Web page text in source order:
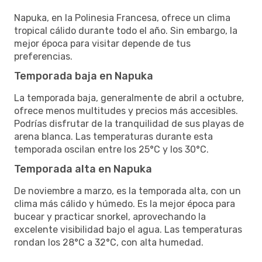
Napuka, en la Polinesia Francesa, ofrece un clima
tropical cálido durante todo el año. Sin embargo, la
mejor época para visitar depende de tus
preferencias.
Temporada baja en Napuka
La temporada baja, generalmente de abril a octubre,
ofrece menos multitudes y precios más accesibles.
Podrías disfrutar de la tranquilidad de sus playas de
arena blanca. Las temperaturas durante esta
temporada oscilan entre los 25°C y los 30°C.
Temporada alta en Napuka
De noviembre a marzo, es la temporada alta, con un
clima más cálido y húmedo. Es la mejor época para
bucear y practicar snorkel, aprovechando la
excelente visibilidad bajo el agua. Las temperaturas
rondan los 28°C a 32°C, con alta humedad.